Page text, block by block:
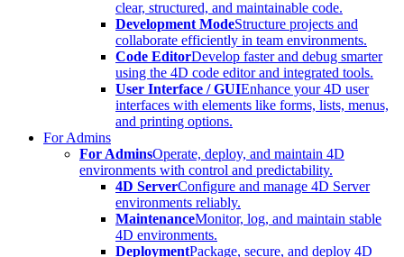
clear, structured, and maintainable code.
Development ModeStructure projects and
collaborate efficiently in team environments.
Code EditorDevelop faster and debug smarter
using the 4D code editor and integrated tools.
User Interface / GUIEnhance your 4D user
interfaces with elements like forms, lists, menus,
and printing options.
For Admins
For AdminsOperate, deploy, and maintain 4D
environments with control and predictability.
4D ServerConfigure and manage 4D Server
environments reliably.
MaintenanceMonitor, log, and maintain stable
4D environments.
DeploymentPackage, secure, and deploy 4D